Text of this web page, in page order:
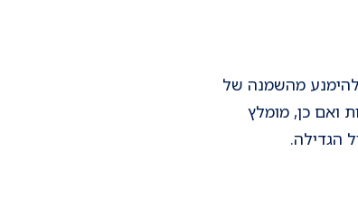
להימנע מהשמנה של
ואם כן, מומלץ
הגדילה.